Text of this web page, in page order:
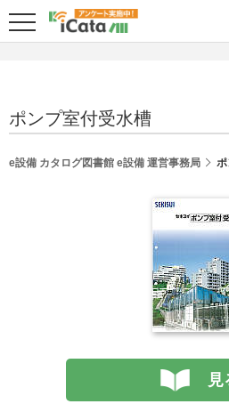
ポンプ室付受水槽
e設備 カタログ図書館 e設備 運営事務局
見